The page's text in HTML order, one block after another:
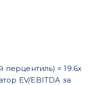
перцентиль) = 19.6х
EV/EBITDA за